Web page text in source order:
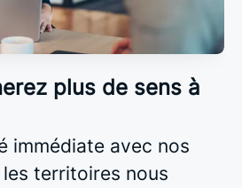
plus de sens à
immédiate avec nos
territoires nous